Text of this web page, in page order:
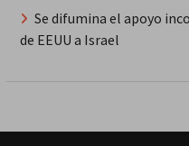
Se difumina el apoyo
de EEUU a Israel